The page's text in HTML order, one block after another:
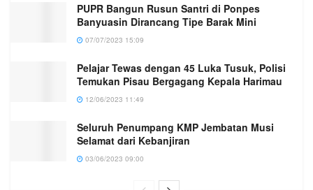
PUPR Bangun Rusun Santri di Ponpes
Banyuasin Dirancang Tipe Barak Mini
07/07/2023 15:09
Pelajar Tewas dengan 45 Luka Tusuk, Polisi
Temukan Pisau Bergagang Kepala Harimau
12/06/2023 11:49
Seluruh Penumpang KMP Jembatan Musi
Selamat dari Kebanjiran
03/06/2023 09:00